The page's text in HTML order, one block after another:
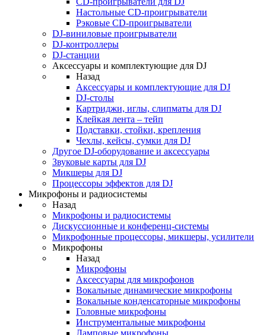
Настольные CD-проигрыватели
Рэковые CD-проигрыватели
DJ-виниловые проигрыватели
DJ-контроллеры
DJ-станции
Аксессуары и комплектующие для DJ
Назад
Аксессуары и комплектующие для DJ
DJ-столы
Картриджи, иглы, слипматы для DJ
Клейкая лента – тейп
Подставки, стойки, крепления
Чехлы, кейсы, сумки для DJ
Другое DJ-оборудование и аксессуары
Звуковые карты для DJ
Микшеры для DJ
Процессоры эффектов для DJ
Микрофоны и радиосистемы
Назад
Микрофоны и радиосистемы
Дискуссионные и конференц-системы
Микрофонные процессоры, микшеры, усилители
Микрофоны
Назад
Микрофоны
Аксессуары для микрофонов
Вокальные динамические микрофоны
Вокальные конденсаторные микрофоны
Головные микрофоны
Инструментальные микрофоны
Ламповые микрофоны